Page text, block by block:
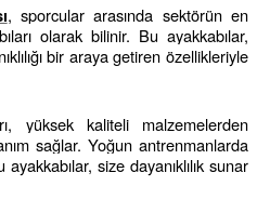
, sporcular arasında sektörün en
olarak bilinir. Bu ayakkabılar,
bir araya getiren özellikleriyle
yüksek kaliteli malzemelerden
sağlar. Yoğun antrenmanlarda
size dayanıklılık sunar